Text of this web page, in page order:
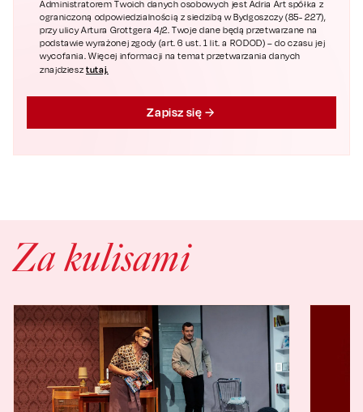
Administratorem Twoich danych osobowych jest Adria Art spółka z
ograniczoną odpowiedzialnością z siedzibą w Bydgoszczy (85- 227),
przy ulicy Artura Grottgera 4/2. Twoje dane będą przetwarzane na
podstawie wyrażonej zgody (art. 6 ust. 1 lit. a RODOD) – do czasu jej
wycofania. Więcej informacji na temat przetwarzania danych
znajdziesztutaj.
Zapisz się
Za kulisami